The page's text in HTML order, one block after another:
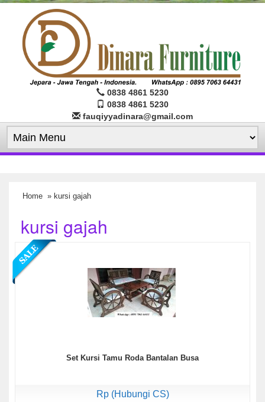
0838 4861 5230
0838 4861 5230
fauqiyyadinara@gmail.com
Home » kursi gajah
kursi gajah
Set Kursi Tamu Roda Bantalan Busa
Rp (Hubungi CS)